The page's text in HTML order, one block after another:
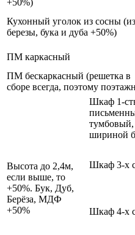
Кухонный уголок из сосны (из
березы, бука и дуба +50%)
ПМ каркасный
ПМ бескаркасный (решетка в
сборе всегда, поэтому
Высота до 2,4м,
если выше, то
+50%. Бук, Дуб,
Берёза, МДФ
+50%
Шкаф 1-
шириной
Шкаф 3-х
Шкаф 4-х